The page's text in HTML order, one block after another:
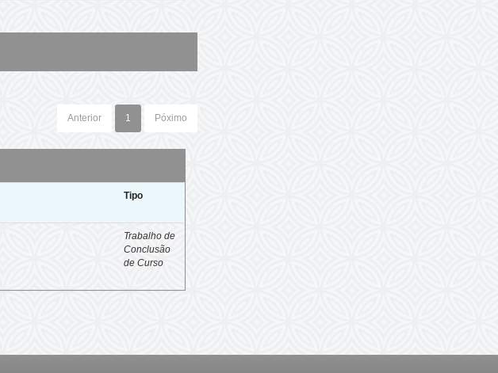
Anterior 1 Póximo
Tipo
Trabalho de
Conclusão
de Curso